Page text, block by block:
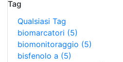
Tag
Qualsiasi Tag
biomarcatori (5)
biomonitoraggio (5)
bisfenolo a (5)